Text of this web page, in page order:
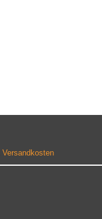
Versandkosten